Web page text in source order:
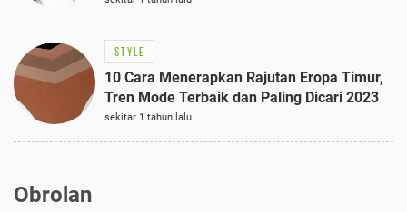
STYLE
10 Cara Menerapkan Rajutan Eropa Timur,
Tren Mode Terbaik dan Paling Dicari 2023
sekitar 1 tahun lalu
Obrolan